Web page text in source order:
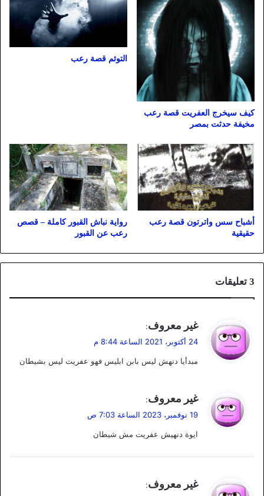
كيف سيخرج العفريت قصة رعب
مخيفة حدثت بمصر
التوئم قصة رعب
أشباح سس واترتون قصة رعب
حقيقية
رواية نباش القبور كاملة – قصص
رعب عن القبور
‫3 تعليقات
ي
ل
غير معروف:
24 أكتوبر، 2021 الساعة 8:44 م
مبدأيا دنهش ليس بابن ابليس فهو عفريت ليس بشيطان
ي
ل
غير معروف:
19 نوفمبر، 2023 الساعة 7:03 ص
ايوة دنهيش عفريت مش شيطان
ي
غير معروف: